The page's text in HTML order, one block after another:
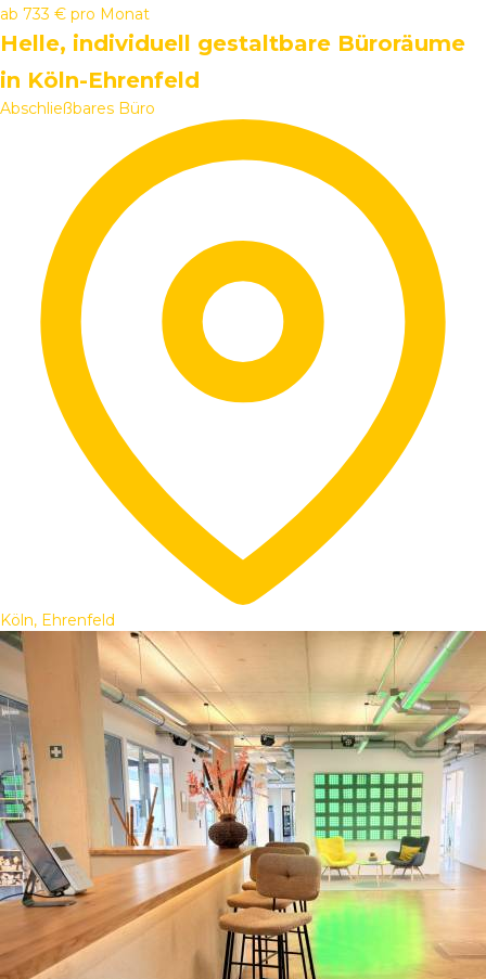
ab 733 € pro Monat
Helle, individuell gestaltbare Büroräume
in Köln-Ehrenfeld
Abschließbares Büro
Köln, Ehrenfeld